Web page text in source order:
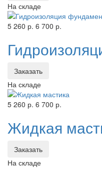
На складе
5 260 р. 6 700 р.
Заказать
На складе
5 260 р. 6 700 р.
Жидкая
Заказать
На складе